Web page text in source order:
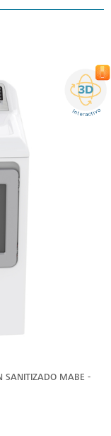
SANITIZADO MABE -